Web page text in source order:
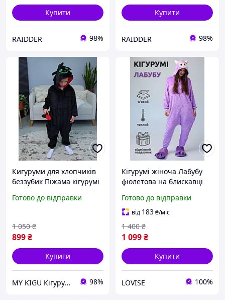
Купити
RAIDDER 98%
Купити
RAIDDER 98%
Кигуруми для хлопчиків
беззубик Піжама кігурумі
чорний дракон фурія
костюм на Хелоуін
Готово до відправки
899₴
1 050 ₴
Купити
MY KIGU Кігурумі для вієї родини! 98%
Кігурумі жіноча Лабубу
фіолетова на блискавці
піжама Kigurumi Labubu
для дівчинки підлітка
Готово до відправки
від 183₴/міс
1 099₴
1 400 ₴
Купити
LOVISE 100%